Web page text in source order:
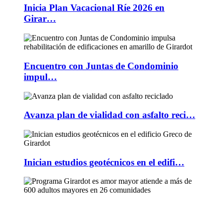
Inicia Plan Vacacional Ríe 2026 en
Girar…
Encuentro con Juntas de Condominio
impul…
Avanza plan de vialidad con asfalto reci…
Inician estudios geotécnicos en el edifi…